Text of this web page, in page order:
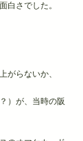
白さでした。
がらないか、
）が、当時の阪